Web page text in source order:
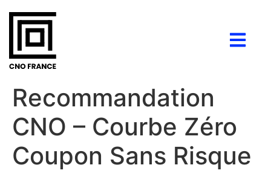
Recommandation
CNO – Courbe Zéro
Coupon Sans Risque